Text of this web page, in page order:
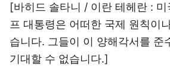
[바히드 솔타니 / 이란 테헤란 : 미
프 대통령은 어떠한 국제 원칙이
습니다. 그들이 이 양해각서를 준
기대할 수 없습니다.]